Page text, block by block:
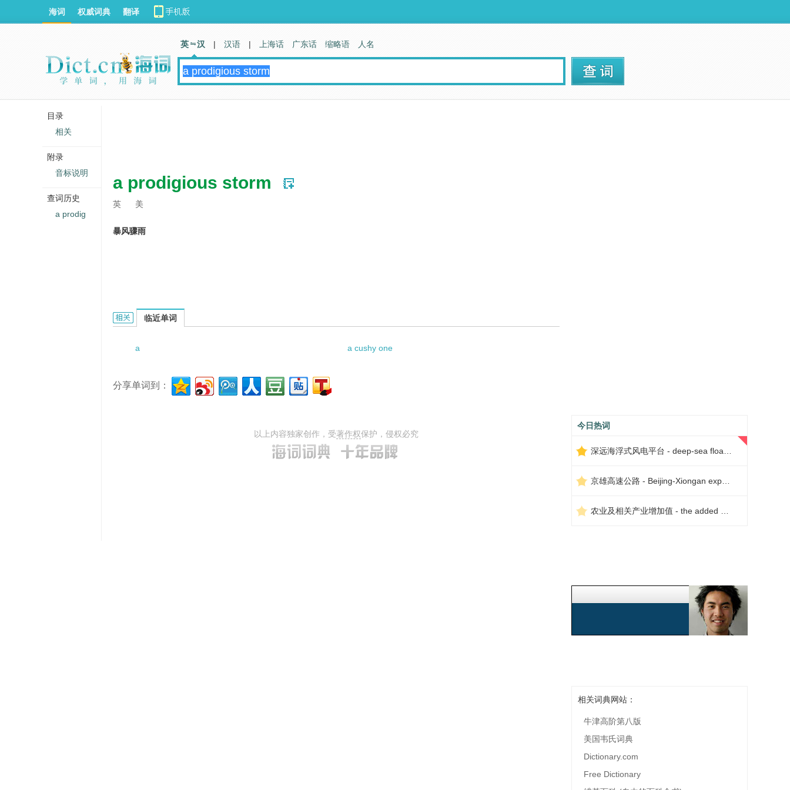
a prodigious storm
英 美
暴风骤雨
a prodigious storm的相关资料：
临近单词
a a cushy one
分享单词到：
以上内容独家创作，受著作权保护，侵权必究
今日热词
相关词典网站：
牛津高阶第八版
美国韦氏词典
Dictionary.com
Free Dictionary
海词 权威词典 翻译
英 汉 | 汉语 | 上海话 广东话 缩略语 人名
目录
相关
附录
音标说明
查词历史
a prodig